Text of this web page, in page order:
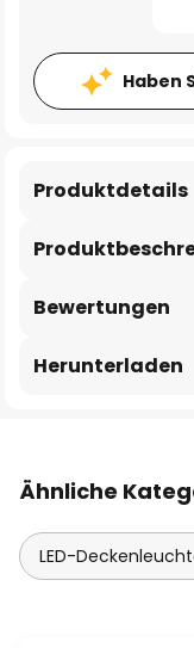
Haben
Produktdetails
Bewertungen
Herunterladen
Ähnliche
LED-